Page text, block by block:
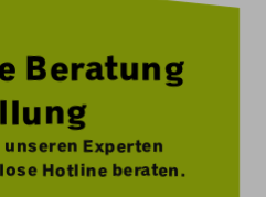
Beratung
Experten
Hotline beraten.